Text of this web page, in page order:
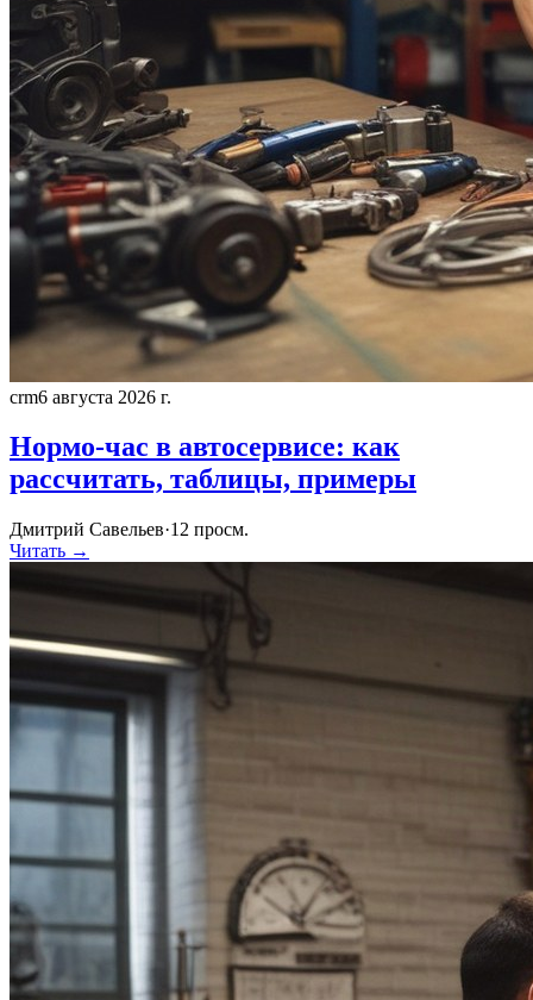
crm6 августа 2026 г.
Нормо-час в автосервисе: как
рассчитать, таблицы, примеры
Дмитрий Савельев·12 просм.
Читать →